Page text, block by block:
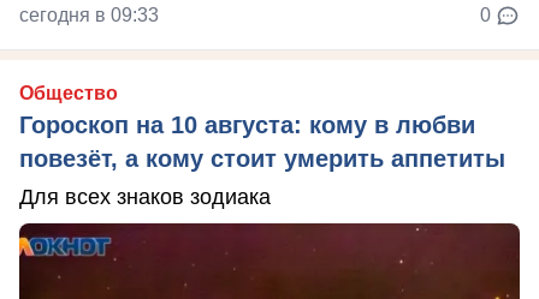
сегодня в 09:33 0
Общество
Гороскоп на 10 августа: кому в любви
повезёт, а кому стоит умерить аппетиты
Для всех знаков зодиака